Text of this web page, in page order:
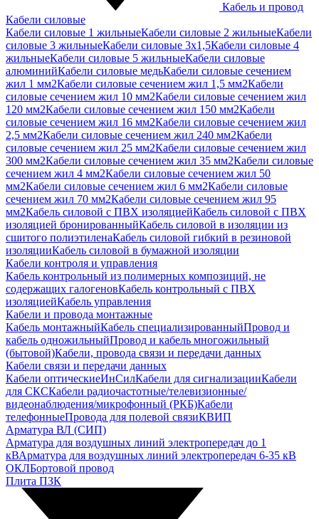
Кабель и провод
Кабели силовые
Кабели силовые 1 жильныеКабели силовые 2 жильныеКабели
силовые 3 жильныеКабели силовые 3х1,5Кабели силовые 4
жильныеКабели силовые 5 жильныеКабели силовые
алюминийКабели силовые медьКабели силовые сечением
жил 1 мм2Кабели силовые сечением жил 1,5 мм2Кабели
силовые сечением жил 10 мм2Кабели силовые сечением жил
120 мм2Кабели силовые сечением жил 150 мм2Кабели
силовые сечением жил 16 мм2Кабели силовые сечением жил
2,5 мм2Кабели силовые сечением жил 240 мм2Кабели
силовые сечением жил 25 мм2Кабели силовые сечением жил
300 мм2Кабели силовые сечением жил 35 мм2Кабели силовые
сечением жил 4 мм2Кабели силовые сечением жил 50
мм2Кабели силовые сечением жил 6 мм2Кабели силовые
сечением жил 70 мм2Кабели силовые сечением жил 95
мм2Кабель силовой с ПВХ изоляциейКабель силовой с ПВХ
изоляцией бронированныйКабель силовой в изоляции из
сшитого полиэтиленаКабель силовой гибкий в резиновой
изоляцииКабель силовой в бумажной изоляции
Кабели контроля и управления
Кабель контрольный из полимерных композиций, не
содержащих галогеновКабель контрольный с ПВХ
изоляциейКабель управления
Кабели и провода монтажные
Кабель монтажныйКабель специализированныйПровод и
кабель одножильныйПровод и кабель многожильный
(бытовой)Кабели, провода связи и передачи данных
Кабели связи и передачи данных
Кабели оптическиеИнСилКабели для сигнализацииКабели
для СКСКабели радиочастотные/телевизионные/
видеонаблюдения/микрофонный (РКБ)Кабели
телефонныеПровода для полевой связиКВИП
Арматура ВЛ (СИП)
Арматура для воздушных линий электропередач до 1
кВАрматура для воздушных линий электропередач 6-35 кВ
ОКЛБортовой провод
Плита ПЗК